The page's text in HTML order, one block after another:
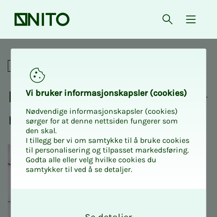
Forsiden Åpne søk
{
Fagnettverk
Fag­­­nett­verk for taks­t­in­­­ge­­­
ni­ø­­­rer
Vi bru­­­ker in­­­for­­­ma­­­sjons­­­kaps­­­­­ler (cookies)
Nødvendige informasjonskapsler (cookies)
sørger for at denne nettsiden fungerer som
den skal.
I tillegg ber vi om samtykke til å bruke cookies
til personalisering og tilpasset markedsføring.
Godta alle eller velg hvilke cookies du
samtykker til ved å se detaljer.